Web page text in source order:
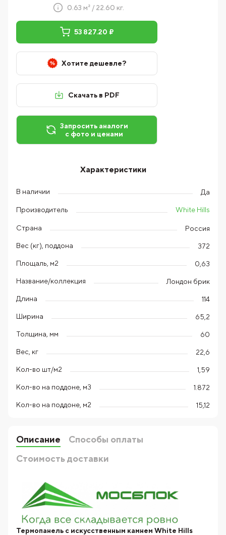
0.63 м² / 22.60 кг.
53 827.20 ₽
Хотите дешевле?
Скачать в PDF
Запросить аналоги
с фото и ценами
Характеристики
В наличии Да
Производитель White Hills
Страна Россия
Вес (кг), поддона 372
Площаль, м2 0,63
Название/коллекция Лондон брик
Длина 114
Ширина 65,2
Толщина, мм 60
Вес, кг 22,6
Кол-во шт/м2 1,59
Кол-во на поддоне, м3 1.872
Кол-во на поддоне, м2 15,12
Описание
Способы оплаты
Стоимость доставки
Термопанель с искусственным камнем White Hills